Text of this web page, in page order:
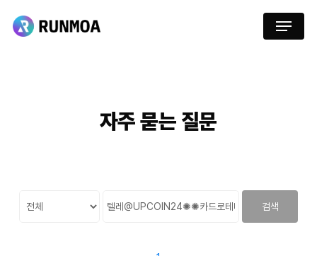
Menu
자주 묻는 질문
검색